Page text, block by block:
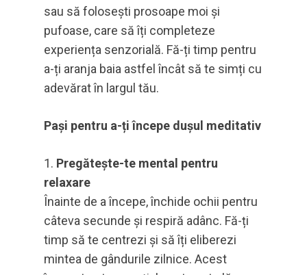
sau să folosești prosoape moi și
pufoase, care să îți completeze
experiența senzorială. Fă-ți timp pentru
a-ți aranja baia astfel încât să te simți cu
adevărat în largul tău.
Pași pentru a-ți începe dușul meditativ
Pregătește-te mental pentru
relaxare
Înainte de a începe, închide ochii pentru
câteva secunde și respiră adânc. Fă-ți
timp să te centrezi și să îți eliberezi
mintea de gândurile zilnice. Acest